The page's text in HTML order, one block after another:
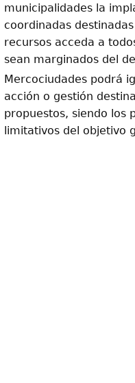
municipalidades la
coordinadas
recursos acceda a
sean marginados del
Mercociudades podrá
acción o gestión
propuestos, siendo los
limitativos del objetivo